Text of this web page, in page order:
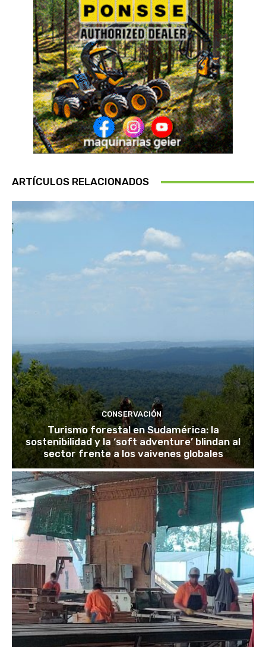
ARTÍCULOS RELACIONADOS
CONSERVACIÓN
Turismo forestal en Sudamérica: la
sostenibilidad y la ‘soft adventure’ blindan al
sector frente a los vaivenes globales